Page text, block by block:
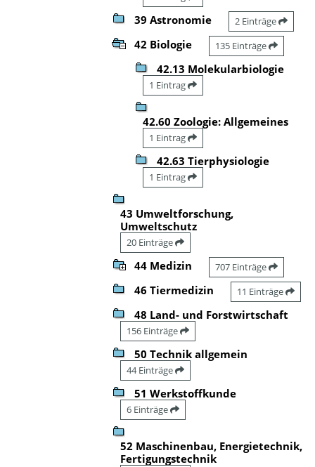
39 Astronomie 2 Einträge
42 Biologie 135 Einträge
42.13 Molekularbiologie
1 Eintrag
42.60 Zoologie: Allgemeines
1 Eintrag
42.63 Tierphysiologie
1 Eintrag
43 Umweltforschung,
Umweltschutz
20 Einträge
44 Medizin 707 Einträge
46 Tiermedizin 11 Einträge
48 Land- und Forstwirtschaft
156 Einträge
50 Technik allgemein
44 Einträge
51 Werkstoffkunde
6 Einträge
52 Maschinenbau, Energietechnik,
Fertigungstechnik